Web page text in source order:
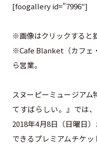
[foogallery id=”7996″]
※画像はクリックすると
※Cafe Blanket（カフェ
ら営業。
スヌーピーミュージア
てすばらしい。』では
2018年4月8日（日曜日
できるプレミアムチケ